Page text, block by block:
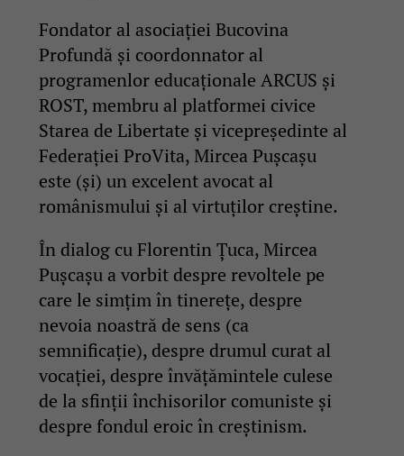
Fondator al asociației Bucovina
Profundă și coordonnator al
programenlor educaționale ARCUS și
ROST, membru al platformei civice
Starea de Libertate și vicepreședinte al
Federației ProVita, Mircea Pușcașu
este (și) un excelent avocat al
românismului și al virtuților creștine.
În dialog cu Florentin Țuca, Mircea
Pușcașu a vorbit despre revoltele pe
care le simțim în tinerețe, despre
nevoia noastră de sens (ca
semnificație), despre drumul curat al
vocației, despre învățămintele culese
de la sfinții închisorilor comuniste și
despre fondul eroic în creștinism.